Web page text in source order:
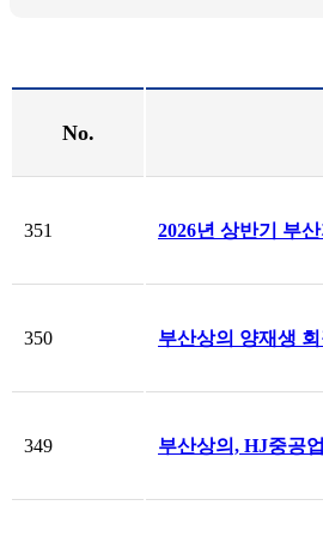
No.
351 2026년 상반기 부
350 부산상의 양재생
349 부산상의, HJ중공